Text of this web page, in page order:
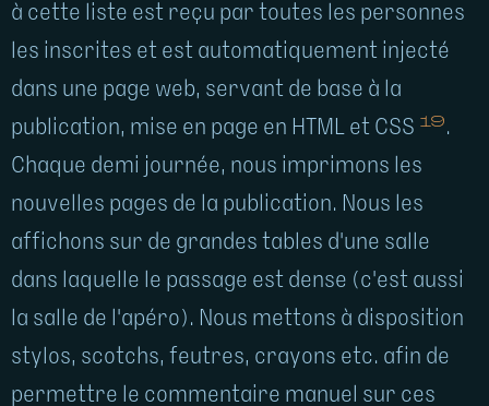
à cette liste est reçu par toutes les personnes
les inscrites et est automatiquement injecté
dans une page web, servant de base à la
publication, mise en page en HTML et CSS 19 .
Chaque demi journée, nous imprimons les
nouvelles pages de la publication. Nous les
affichons sur de grandes tables d'une salle
dans laquelle le passage est dense (c'est aussi
la salle de l'apéro). Nous mettons à disposition
stylos, scotchs, feutres, crayons etc. afin de
permettre le commentaire manuel sur ces